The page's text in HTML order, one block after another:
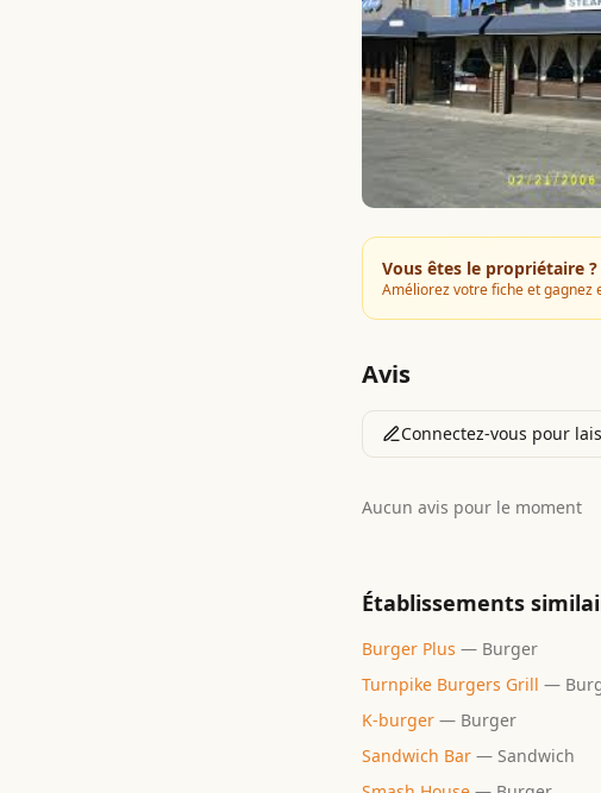
Vous êtes le propriétaire ?
Améliorez votre fiche et gagnez
Avis
Connectez-vous pour
Aucun avis pour le moment
Établissements
Burger Plus — Burger
Turnpike Burgers Grill —
K-burger — Burger
Sandwich Bar — Sandwich